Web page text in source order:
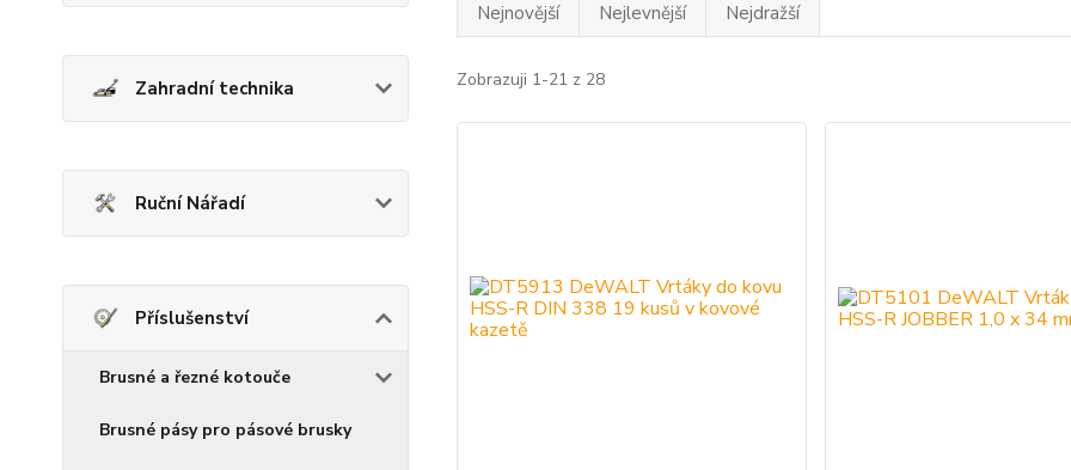
Zahradní technika
Ruční Nářadí
Příslušenství
Brusné a řezné kotouče
Brusné pásy pro pásové brusky
Nejnovější Nejlevnější Nejdražší
Zobrazuji 1-21 z 28